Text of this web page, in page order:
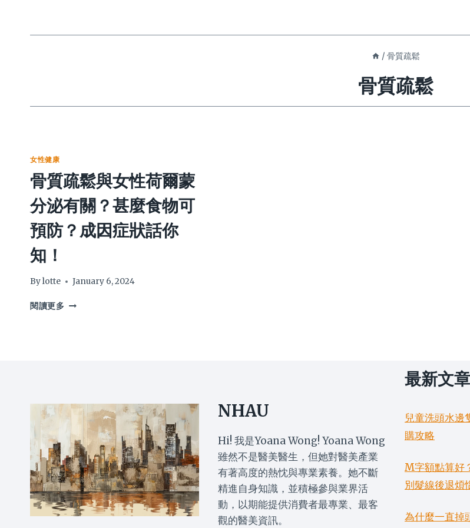
/ 骨質疏鬆
骨質疏鬆
女性健康
骨質疏鬆與女性荷爾蒙
分泌有關？甚麼食物可
預防？成因症狀話你
知！
Bylotte January 6, 2024
閱讀更多 骨
爾
關？
甚
麼
食
物
NHAU
Hi! 我是Yoana Wong! Yoana Wong
雖然不是醫美醫生，但她對醫美產業
有著高度的熱忱與專業素養。她不斷
精進自身知識，並積極參與業界活
動，以期能提供消費者最專業、最客
觀的醫美資訊。
最新文章
兒童洗頭水邊
購攻略
M字額點算好
別髮線後退煩
為什麼一直掉